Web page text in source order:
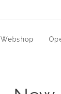
Webshop